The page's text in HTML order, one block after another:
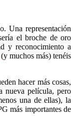
Una representación
el broche de oro
y reconocimiento a
(y muchos más) tenéis
hacer más cosas,
nueva película, pero
una de ellas), la
más importantes de